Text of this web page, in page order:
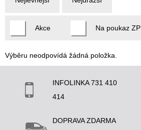
Akce Na poukaz ZP
Výběru neodpovídá žádná položka.
INFOLINKA 731 410
414
DOPRAVA ZDARMA